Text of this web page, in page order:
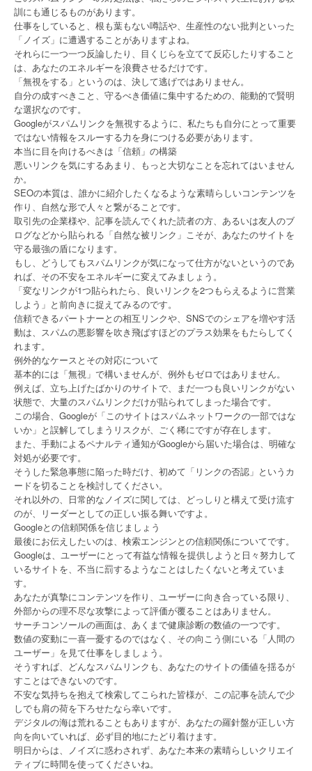
訓にも通じるものがあります。
仕事をしていると、根も葉もない噂話や、生産性のない批判といった
「ノイズ」に遭遇することがありますよね。
それらに一つ一つ反論したり、目くじらを立てて反応したりすること
は、あなたのエネルギーを浪費させるだけです。
「無視をする」というのは、決して逃げではありません。
自分の成すべきこと、守るべき価値に集中するための、能動的で賢明
な選択なのです。
Googleがスパムリンクを無視するように、私たちも自分にとって重要
ではない情報をスルーする力を身につける必要があります。
本当に目を向けるべきは「信頼」の構築
悪いリンクを気にするあまり、もっと大切なことを忘れてはいません
か。
SEOの本質は、誰かに紹介したくなるような素晴らしいコンテンツを
作り、自然な形で人々と繋がることです。
取引先の企業様や、記事を読んでくれた読者の方、あるいは友人のブ
ログなどから貼られる「自然な被リンク」こそが、あなたのサイトを
守る最強の盾になります。
もし、どうしてもスパムリンクが気になって仕方がないというのであ
れば、その不安をエネルギーに変えてみましょう。
「変なリンクが1つ貼られたら、良いリンクを2つもらえるように営業
しよう」と前向きに捉えてみるのです。
信頼できるパートナーとの相互リンクや、SNSでのシェアを増やす活
動は、スパムの悪影響を吹き飛ばすほどのプラス効果をもたらしてく
れます。
例外的なケースとその対応について
基本的には「無視」で構いませんが、例外もゼロではありません。
例えば、立ち上げたばかりのサイトで、まだ一つも良いリンクがない
状態で、大量のスパムリンクだけが貼られてしまった場合です。
この場合、Googleが「このサイトはスパムネットワークの一部ではな
いか」と誤解してしまうリスクが、ごく稀にですが存在します。
また、手動によるペナルティ通知がGoogleから届いた場合は、明確な
対処が必要です。
そうした緊急事態に陥った時だけ、初めて「リンクの否認」というカ
ードを切ることを検討してください。
それ以外の、日常的なノイズに関しては、どっしりと構えて受け流す
のが、リーダーとしての正しい振る舞いですよ。
Googleとの信頼関係を信じましょう
最後にお伝えしたいのは、検索エンジンとの信頼関係についてです。
Googleは、ユーザーにとって有益な情報を提供しようと日々努力して
いるサイトを、不当に罰するようなことはしたくないと考えていま
す。
あなたが真摯にコンテンツを作り、ユーザーに向き合っている限り、
外部からの理不尽な攻撃によって評価が覆ることはありません。
サーチコンソールの画面は、あくまで健康診断の数値の一つです。
数値の変動に一喜一憂するのではなく、その向こう側にいる「人間の
ユーザー」を見て仕事をしましょう。
そうすれば、どんなスパムリンクも、あなたのサイトの価値を揺るが
すことはできないのです。
不安な気持ちを抱えて検索してこられた皆様が、この記事を読んで少
しでも肩の荷を下ろせたなら幸いです。
デジタルの海は荒れることもありますが、あなたの羅針盤が正しい方
向を向いていれば、必ず目的地にたどり着けます。
明日からは、ノイズに惑わされず、あなた本来の素晴らしいクリエイ
ティブに時間を使ってくださいね。